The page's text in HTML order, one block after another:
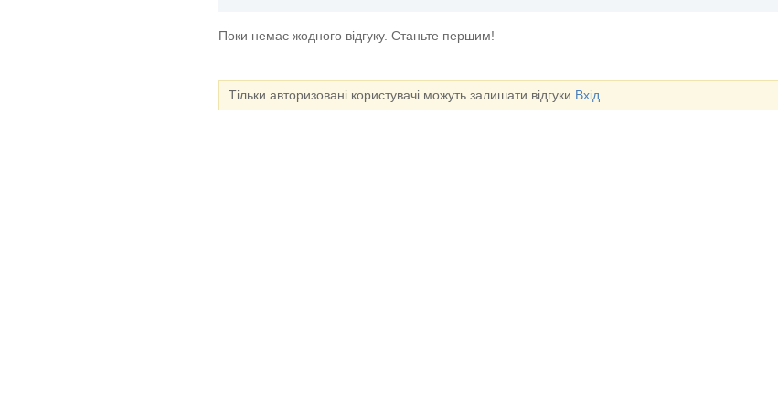
Поки немає жодного відгуку. Станьте першим!
Тільки авторизовані користувачі можуть залишати відгуки Вхід